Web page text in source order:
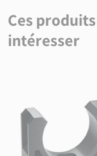
Ces
intéresser